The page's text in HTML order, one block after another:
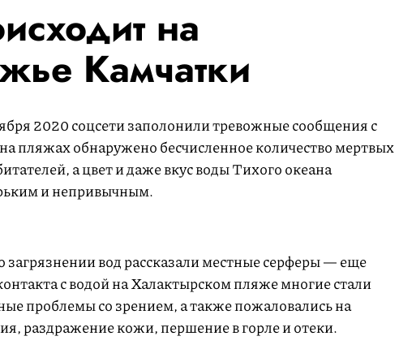
на
Камчатки
2020 соцсети заполонили тревожные сообщения с
пляжах обнаружено бесчисленное количество мертвых
а цвет и даже вкус воды Тихого океана
и непривычным.
вод рассказали местные серферы — еще
с водой на Халактырском пляже многие стали
проблемы со зрением, а также пожаловались на
раздражение кожи, першение в горле и отеки.